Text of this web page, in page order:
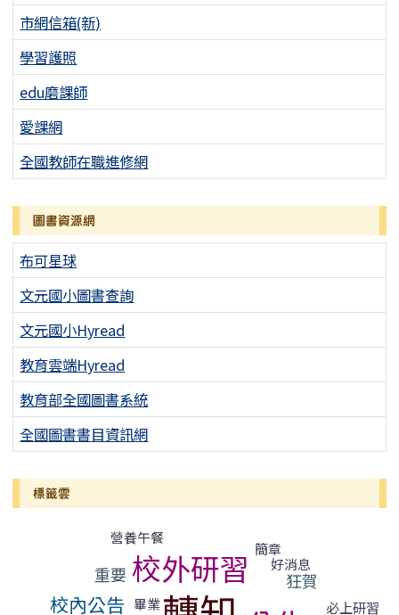
市網信箱(新)
學習護照
edu磨課師
愛課網
全國教師在職進修網
圖書資源網
布可星球
文元國小圖書查詢
文元國小Hyread
教育雲端Hyread
教育部全國圖書系統
全國圖書書目資訊網
標籤雲
營養午餐
重要 校外研習 簡章
好消息
狂賀
校內公告 畢業 必上研習